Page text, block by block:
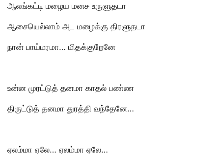
ஆலங்கட்டி மழைய மனச உருளுதடா
ஆசையெல்லாம் அட மழைக்கு திரளுதடா
நான் பாய்மரமா… மிதக்குறேனே
உன்ன முரட்டுத் தனமா காதல் பண்ண
திருட்டுத் தனமா துரத்தி வந்தேனே…
ஏலம்மா ஏலே… ஏலம்மா ஏலே…